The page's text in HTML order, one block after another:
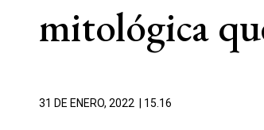
mitológica
31 DE ENERO, 2022 | 15.16